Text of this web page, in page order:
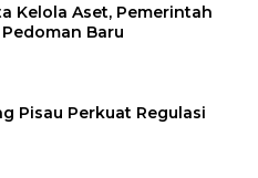
Kelola Aset, Pemerintah
Baru
Pisau Perkuat Regulasi